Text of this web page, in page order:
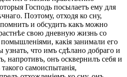
Господь посылаетъ ему для
Поэтому, отходя ко сну,
и обсудить какъ можно
свою дневную жизнь со
какія занимали его
узнать, что имъ сдѣлано добраго и
напротивъ, онъ осквернилъ себя и
самоиспытанія,